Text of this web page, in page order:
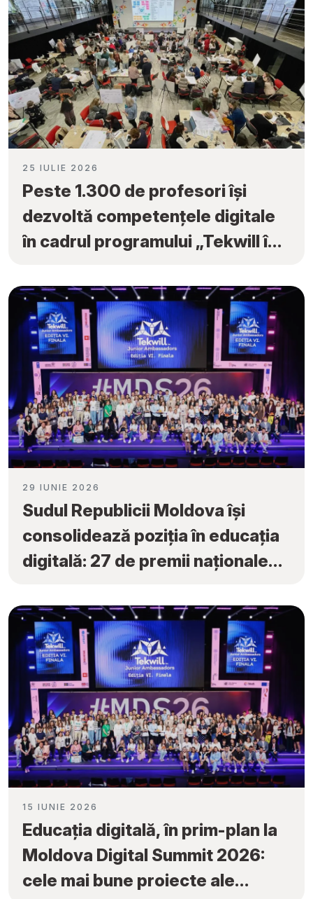
25 IULIE 2026
Peste 1.300 de profesori își
dezvoltă competențele digitale
în cadrul programului „Tekwill în
29 IUNIE 2026
Sudul Republicii Moldova își
consolidează poziția în educația
digitală: 27 de premii naționale
Ambassadors”
15 IUNIE 2026
Educația digitală, în prim-plan la
Moldova Digital Summit 2026:
cele mai bune proiecte ale